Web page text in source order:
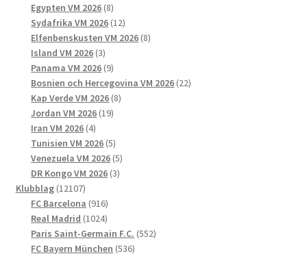
produkter
Egypten VM 2026 88
produkter
Sydafrika VM 2026 1212
produkter
Elfenbenskusten VM 2026 88
Island VM 2026 33
produkter
Panama VM 2026 99
produkter
Bosnien och Hercegovina VM 2026 2222
Kap Verde VM 2026 88
Jordan VM 2026 1919
Iran VM 2026 44
produkter
Tunisien VM 2026 55
produkter
Venezuela VM 2026 55
DR Kongo VM 2026 33
Klubblag 1210712107
produkter
FC Barcelona 916916
produkter
Real Madrid 10241024
produkter
Paris Saint-Germain F.C. 552552
FC Bayern München 536536